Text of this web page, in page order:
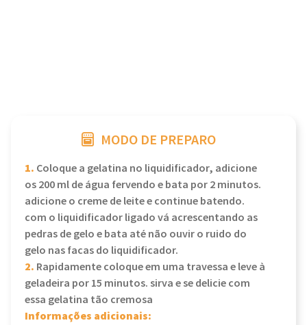
MODO DE PREPARO
1. Coloque a gelatina no liquidificador, adicione
os 200 ml de água fervendo e bata por 2 minutos.
adicione o creme de leite e continue batendo.
com o liquidificador ligado vá acrescentando as
pedras de gelo e bata até não ouvir o ruido do
gelo nas facas do liquidificador.
2. Rapidamente coloque em uma travessa e leve à
geladeira por 15 minutos. sirva e se delicie com
essa gelatina tão cremosa
Informações adicionais: